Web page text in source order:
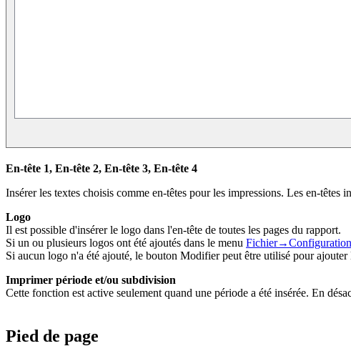
En-tête 1, En-tête 2, En-tête 3, En-tête 4
Insérer les textes choisis comme en-têtes pour les impressions. Les en-
Logo
Il est possible d'insérer le logo dans l'en-tête de toutes les pages du rapport.
Si un ou plusieurs logos ont été ajoutés dans le menu
Si aucun logo n'a été ajouté, le bouton Modifier peut être utilisé pour ajouter
Imprimer période et/ou subdivision
Cette fonction est active seulement quand une période a été insérée. En
Pied de page